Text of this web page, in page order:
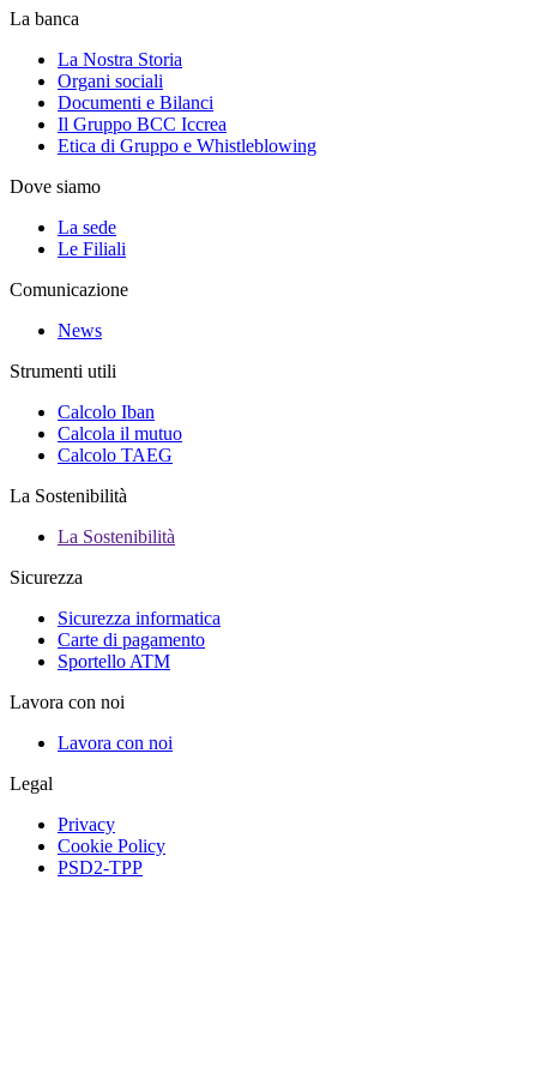
La banca
La Nostra Storia
Organi sociali
Documenti e Bilanci
Il Gruppo BCC Iccrea
Etica di Gruppo e Whistleblowing
Dove siamo
La sede
Le Filiali
Comunicazione
News
Strumenti utili
Calcolo Iban
Calcola il mutuo
Calcolo TAEG
La Sostenibilità
La Sostenibilità
Sicurezza
Sicurezza informatica
Carte di pagamento
Sportello ATM
Lavora con noi
Lavora con noi
Legal
Privacy
Cookie Policy
PSD2-TPP